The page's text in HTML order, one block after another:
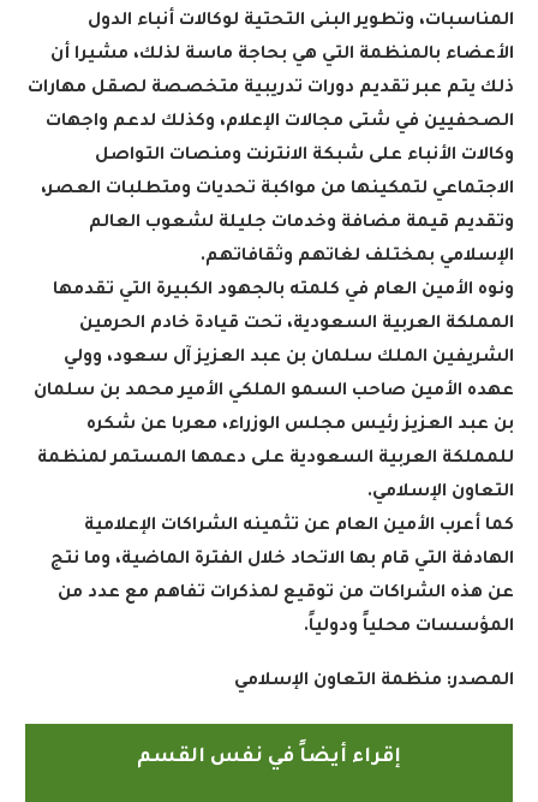
المناسبات، وتطوير البنى التحتية لوكالات أنباء الدول
الأعضاء بالمنظمة التي هي بحاجة ماسة لذلك، مشيرا أن
ذلك يتم عبر تقديم دورات تدريبية متخصصة لصقل مهارات
الصحفيين في شتى مجالات الإعلام، وكذلك لدعم واجهات
وكالات الأنباء على شبكة الانترنت ومنصات التواصل
الاجتماعي لتمكينها من مواكبة تحديات ومتطلبات العصر،
وتقديم قيمة مضافة وخدمات جليلة لشعوب العالم
الإسلامي بمختلف لغاتهم وثقافاتهم.
ونوه الأمين العام في كلمته بالجهود الكبيرة التي تقدمها
المملكة العربية السعودية، تحت قيادة خادم الحرمين
الشريفين الملك سلمان بن عبد العزيز آل سعود، وولي
عهده الأمين صاحب السمو الملكي الأمير محمد بن سلمان
بن عبد العزيز رئيس مجلس الوزراء، معربا عن شكره
للمملكة العربية السعودية على دعمها المستمر لمنظمة
التعاون الإسلامي.
كما أعرب الأمين العام عن تثمينه الشراكات الإعلامية
الهادفة التي قام بها الاتحاد خلال الفترة الماضية، وما نتج
عن هذه الشراكات من توقيع لمذكرات تفاهم مع عدد من
المؤسسات محلياً ودولياً.
المصدر: منظمة التعاون الإسلامي
إقراء أيضاً في نفس القسم